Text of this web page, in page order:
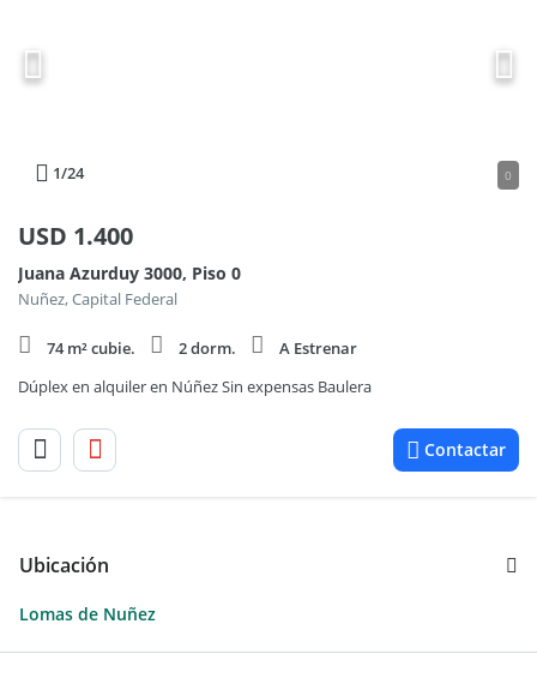
1/24 0
USD 1.400
Juana Azurduy 3000, Piso 0
Nuñez, Capital Federal
74 m² cubie. 2 dorm.
A Estrenar
Dúplex en alquiler en Núñez Sin expensas Baulera
Contactar
Ubicación
Lomas de Nuñez